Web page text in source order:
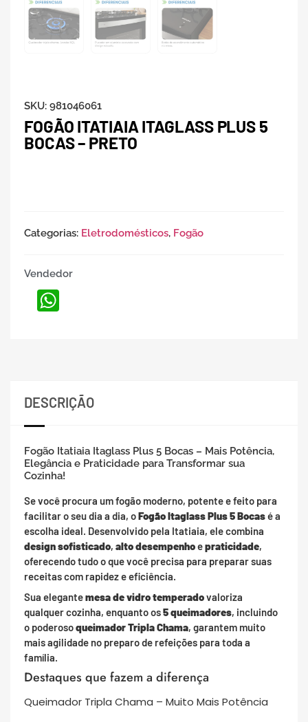
SKU: 981046061
FOGÃO ITATIAIA ITAGLASS PLUS 5
BOCAS – PRETO
Categorias: Eletrodomésticos, Fogão
Vendedor
DESCRIÇÃO
Fogão Itatiaia Itaglass Plus 5 Bocas – Mais Potência,
Elegância e Praticidade para Transformar sua
Cozinha!
Se você procura um fogão moderno, potente e feito para
facilitar o seu dia a dia, oFogão Itaglass Plus 5 Bocasé a
escolha ideal. Desenvolvido pela Itatiaia, ele combina
design sofisticado, alto desempenhoepraticidade,
oferecendo tudo o que você precisa para preparar suas
receitas com rapidez e eficiência.
Sua elegantemesa de vidro temperadovaloriza
qualquer cozinha, enquanto os5 queimadores, incluindo
o poderosoqueimador Tripla Chama, garantem muito
mais agilidade no preparo de refeições para toda a
família.
Destaques que fazem a diferença
Queimador Tripla Chama – Muito Mais Potência